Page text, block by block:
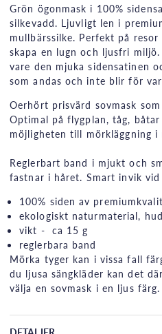
Grön ögonmask i 100%
silkevadd. Ljuvligt len i
mullbärssilke. Perfekt på
skapa en lugn och ljusfri
vare den mjuka sidensatinen
som andas och inte blir för
Oerhört prisvärd sovmask
Optimal på flygplan, tåg,
möjligheten till mörkläggning
Reglerbart band i mjukt och
fastnar i håret. Smart invik vid
100% siden av
ekologiskt naturmaterial,
vikt - ca 15 g
reglerbara band
Mörka tyger kan i vissa fall
du ljusa sängkläder kan det
välja en sovmask i en ljus färg.